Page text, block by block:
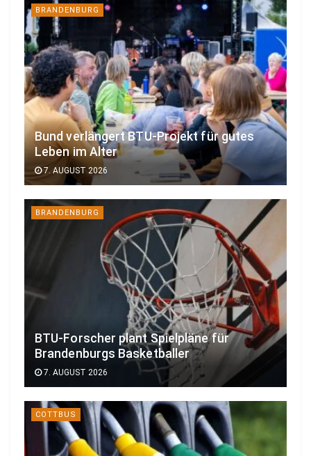
BRANDENBURG
Bund verlängert BTU-Projekt für gutes
Leben im Alter
7. AUGUST 2026
BRANDENBURG
BTU-Forscher plant Spielpläne für
Brandenburgs Basketballer
7. AUGUST 2026
COTTBUS